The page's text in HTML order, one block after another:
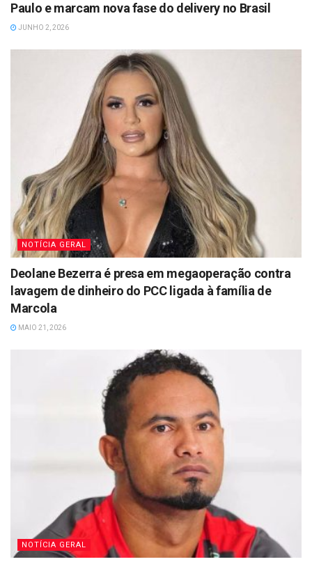
Paulo e marcam nova fase do delivery no Brasil
JUNHO 2, 2026
NOTÍCIA GERAL
Deolane Bezerra é presa em megaoperação contra
lavagem de dinheiro do PCC ligada à família de
Marcola
MAIO 21, 2026
NOTÍCIA GERAL